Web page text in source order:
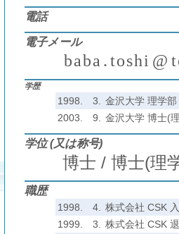
電話
電子メール
baba . toshi @ t
学歴
1998. 3.
金沢大学 理学
2003.
9. 金沢大学 博士(
学位 (又は称号)
博士 / 博士(理
職歴
1998. 4.
株式会社 CSK
1999.
3.
株式会社 CSK